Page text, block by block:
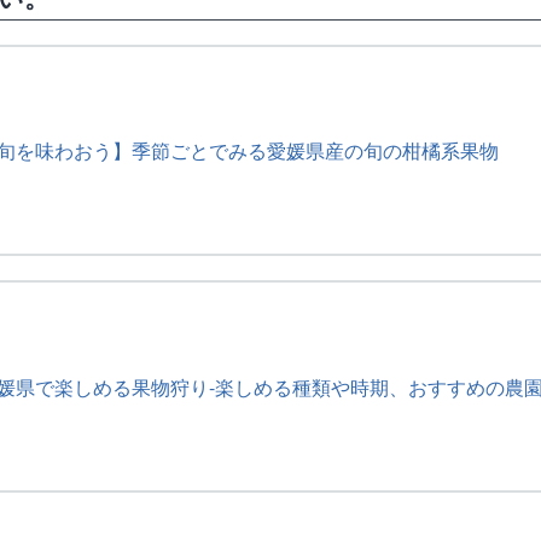
を味わおう】季節ごとでみる愛媛県産の旬の柑橘系果物
県で楽しめる果物狩り-楽しめる種類や時期、おすすめの農